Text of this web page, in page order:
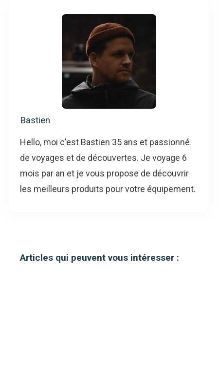
Bastien
Hello, moi c'est Bastien 35 ans et passionné
de voyages et de découvertes. Je voyage 6
mois par an et je vous propose de découvrir
les meilleurs produits pour votre équipement.
Articles qui peuvent vous intéresser :